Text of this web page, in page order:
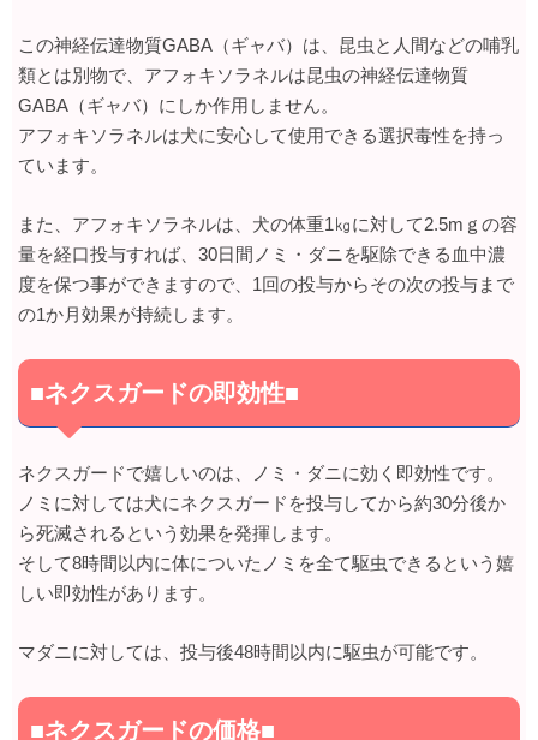
この神経伝達物質GABA（ギャバ）は、昆虫と人間などの哺乳
類とは別物で、アフォキソラネルは昆虫の神経伝達物質
GABA（ギャバ）にしか作用しません。
アフォキソラネルは犬に安心して使用できる選択毒性を持っ
ています。
また、アフォキソラネルは、犬の体重1㎏に対して2.5mｇの容
量を経口投与すれば、30日間ノミ・ダニを駆除できる血中濃
度を保つ事ができますので、1回の投与からその次の投与まで
の1か月効果が持続します。
■ネクスガードの即効性■
ネクスガードで嬉しいのは、ノミ・ダニに効く即効性です。
ノミに対しては犬にネクスガードを投与してから約30分後か
ら死滅されるという効果を発揮します。
そして8時間以内に体についたノミを全て駆虫できるという嬉
しい即効性があります。
マダニに対しては、投与後48時間以内に駆虫が可能です。
■ネクスガードの価格■